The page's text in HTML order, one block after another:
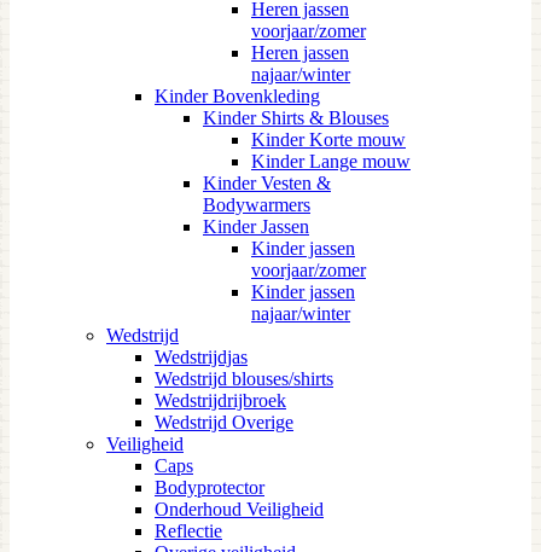
Heren jassen
voorjaar/zomer
Heren jassen
najaar/winter
Kinder Bovenkleding
Kinder Shirts & Blouses
Kinder Korte mouw
Kinder Lange mouw
Kinder Vesten &
Bodywarmers
Kinder Jassen
Kinder jassen
voorjaar/zomer
Kinder jassen
najaar/winter
Wedstrijd
Wedstrijdjas
Wedstrijd blouses/shirts
Wedstrijdrijbroek
Wedstrijd Overige
Veiligheid
Caps
Bodyprotector
Onderhoud Veiligheid
Reflectie